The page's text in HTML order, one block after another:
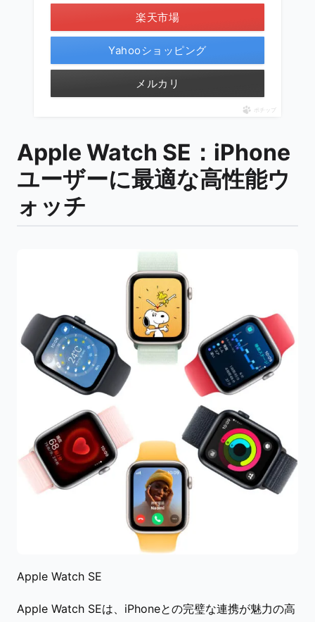
楽天市場
Yahooショッピング
メルカリ
ポチップ
Apple Watch SE：iPhone
ユーザーに最適な高性能ウ
ォッチ
Apple Watch SE
Apple Watch SEは、iPhoneとの完璧な連携が魅力の高